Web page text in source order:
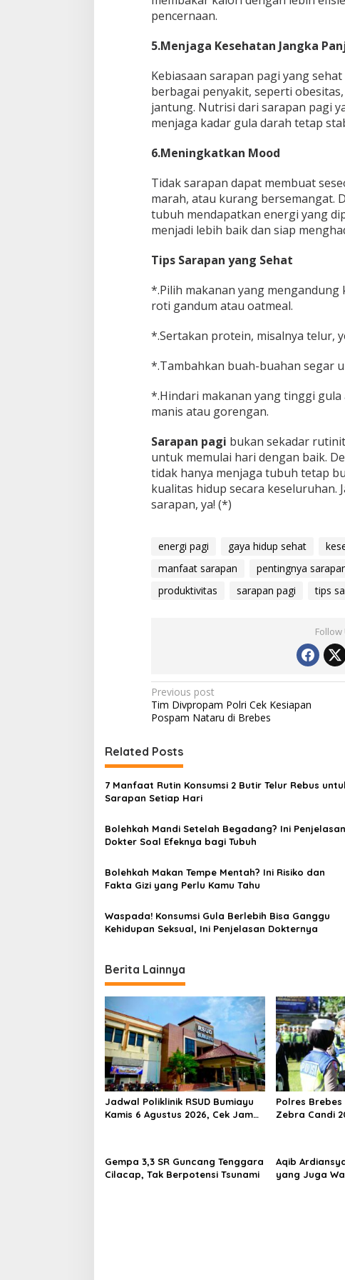
pencernaan.
5.Menjaga Kesehatan Jangka
Kebiasaan sarapan pagi yang
berbagai penyakit, seperti
jantung. Nutrisi dari sarapan pagi
menjaga kadar gula darah tetap
6.Meningkatkan Mood
Tidak sarapan dapat membuat
marah, atau kurang bersemangat.
tubuh mendapatkan energi yang
menjadi lebih baik dan siap
Tips Sarapan yang Sehat
*.Pilih makanan yang
roti gandum atau oatmeal.
*.Sertakan protein, misalnya telur,
*.Tambahkan buah-buahan segar
*.Hindari makanan yang tinggi
manis atau gorengan.
Sarapan pagi bukan sekadar
untuk memulai hari dengan baik.
tidak hanya menjaga tubuh tetap
kualitas hidup secara keseluruhan.
sarapan, ya! (*)
energi pagi gaya hidup sehat
manfaat sarapan
pentingnya
produktivitas
sarapan pagi tips
Follow
P
o
t
n
a
i
a
t
i
o
Previous post
Tim Divpropam Polri Cek Kesiapan
Pospam Nataru di Brebes
Related Posts
7 Manfaat Rutin Konsumsi 2 Butir Telur Rebus
Sarapan Setiap Hari
Bolehkah Mandi Setelah Begadang? Ini Penjelasan
Dokter Soal Efeknya bagi Tubuh
Bolehkah Makan Tempe Mentah? Ini Risiko dan
Fakta Gizi yang Perlu Kamu Tahu
Waspada! Konsumsi Gula Berlebih Bisa Ganggu
Kehidupan Seksual, Ini Penjelasan Dokternya
Berita Lainnya
Jadwal Poliklinik RSUD Bumiayu
Kamis 6 Agustus 2026, Cek Jam
Polres
Zebra Candi
Gempa 3,3 SR Guncang Tenggara
Cilacap, Tak Berpotensi Tsunami
Aqib
yang Juga